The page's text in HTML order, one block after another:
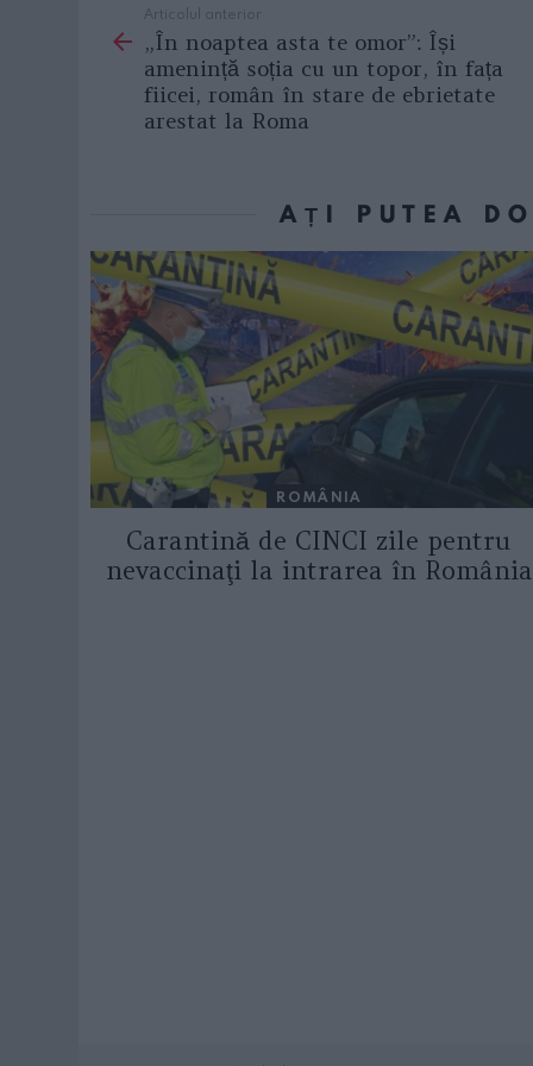
more
Articolul anterior
„În noaptea asta te omor”: Își
amenință soția cu un topor, în fața
fiicei, român în stare de ebrietate
arestat la Roma
AȚI PUTEA
ROMÂNIA
Carantină de CINCI zile pentru
nevaccinaţi la intrarea în România